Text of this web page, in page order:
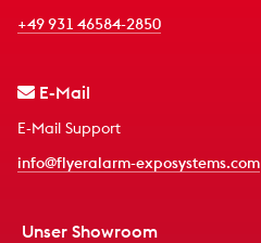
+49 931 46584-2850
E-Mail
E-Mail Support
info@flyeralarm-exposystems.com
Unser Showroom